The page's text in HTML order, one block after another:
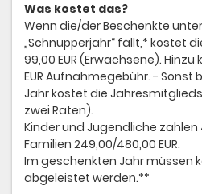
Was kostet das?
Wenn die/der Beschenkte
„Schnupperjahr“ fällt,* kostet
99,00 EUR (Erwachsene).
EUR Aufnahmegebühr. - Sonst
Jahr kostet die
zwei Raten).
Kinder und Jugendliche zahlen
Familien 249,00/480,00 EUR.
Im geschenkten Jahr müssen
abgeleistet werden.**